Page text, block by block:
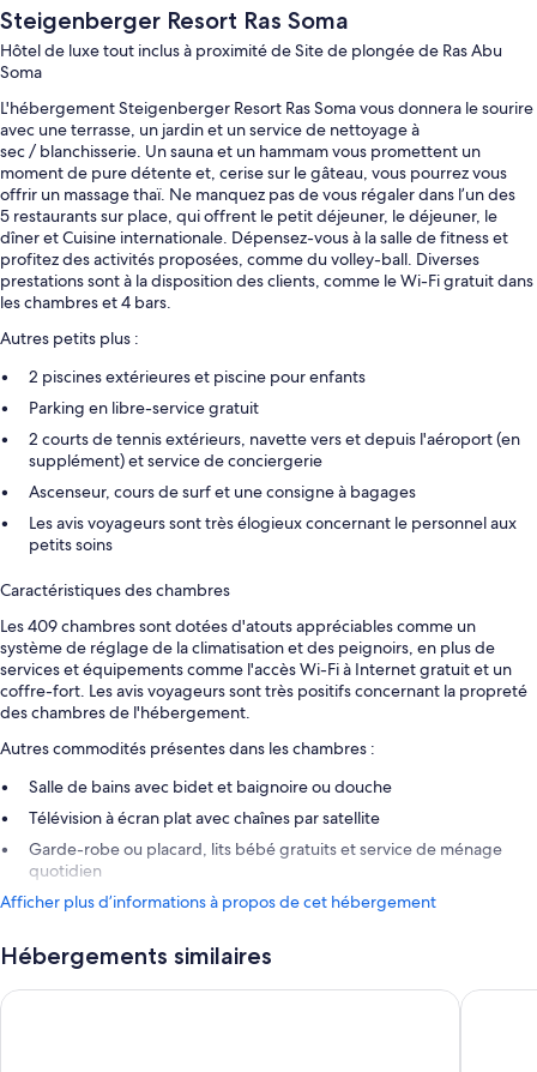
Steigenberger Resort Ras Soma
Hôtel de luxe tout inclus à proximité de Site de plongée de Ras Abu
Soma
L'hébergement Steigenberger Resort Ras Soma vous donnera le sourire
avec une terrasse, un jardin et un service de nettoyage à
sec / blanchisserie. Un sauna et un hammam vous promettent un
moment de pure détente et, cerise sur le gâteau, vous pourrez vous
offrir un massage thaï. Ne manquez pas de vous régaler dans l’un des
5 restaurants sur place, qui offrent le petit déjeuner, le déjeuner, le
dîner et Cuisine internationale. Dépensez-vous à la salle de fitness et
profitez des activités proposées, comme du volley-ball. Diverses
prestations sont à la disposition des clients, comme le Wi-Fi gratuit dans
les chambres et 4 bars.
Autres petits plus :
2 piscines extérieures et piscine pour enfants
Parking en libre-service gratuit
2 courts de tennis extérieurs, navette vers et depuis l'aéroport (en
supplément) et service de conciergerie
Ascenseur, cours de surf et une consigne à bagages
Les avis voyageurs sont très élogieux concernant le personnel aux
petits soins
Caractéristiques des chambres
Les 409 chambres sont dotées d'atouts appréciables comme un
système de réglage de la climatisation et des peignoirs, en plus de
services et équipements comme l'accès Wi-Fi à Internet gratuit et un
coffre-fort. Les avis voyageurs sont très positifs concernant la propreté
des chambres de l'hébergement.
Autres commodités présentes dans les chambres :
Salle de bains avec bidet et baignoire ou douche
Télévision à écran plat avec chaînes par satellite
Garde-robe ou placard, lits bébé gratuits et service de ménage
quotidien
Afficher plus d’informations à propos de cet hébergement
Hébergements similaires
Kempinski Hotel Soma Bay Baron